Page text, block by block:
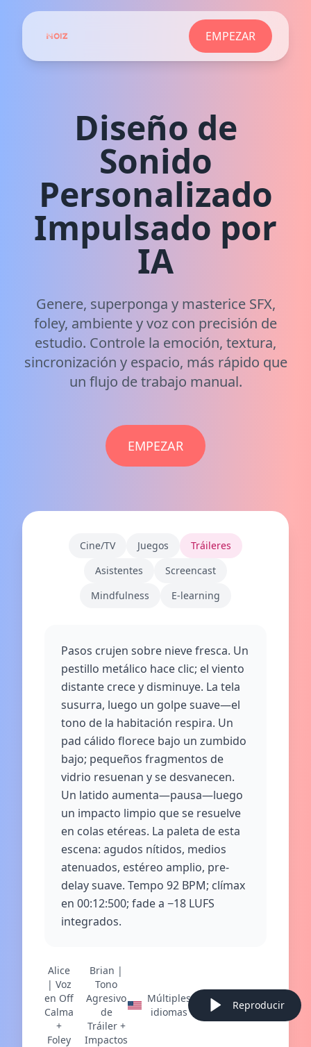
EMPEZAR
Diseño de
Sonido
Personalizado
Impulsado por
IA
Genere, superponga y masterice SFX,
foley, ambiente y voz con precisión de
estudio. Controle la emoción, textura,
sincronización y espacio, más rápido que
un flujo de trabajo manual.
EMPEZAR
Cine/TV Juegos
Tráileres
Asistentes
Screencast
Mindfulness
E-learning
Pasos crujen sobre nieve fresca. Un
pestillo metálico hace clic; el viento
distante crece y disminuye. La tela
susurra, luego un golpe suave—el
tono de la habitación respira. Un
pad cálido florece bajo un zumbido
bajo; pequeños fragmentos de
vidrio resuenan y se desvanecen.
Un latido aumenta—pausa—luego
un impacto limpio que se resuelve
en colas etéreas. La paleta de esta
escena: agudos nítidos, medios
atenuados, estéreo amplio, pre-
delay suave. Tempo 92 BPM; clímax
en 00:12:500; fade a −18 LUFS
integrados.
Alice
| Voz
en Off
Calma
+
Foley
Brian |
Tono
Agresivo
de
Tráiler +
Impactos
Múltiples
idiomas
Reproducir